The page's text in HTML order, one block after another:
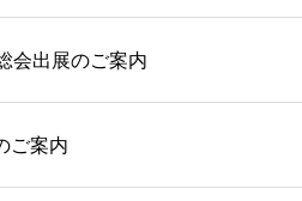
会出展のご案内
ご案内